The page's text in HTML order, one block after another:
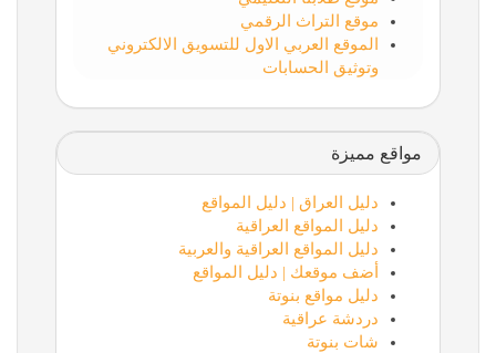
موقع التراث الرقمي
الموقع العربي الاول للتسويق الالكتروني
وتوثيق الحسابات
مواقع مميزة
دليل العراق | دليل المواقع
دليل المواقع العراقية
دليل المواقع العراقية والعربية
أضف موقعك | دليل المواقع
دليل مواقع بنوتة
دردشة عراقية
شات بنوتة